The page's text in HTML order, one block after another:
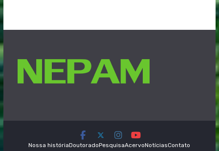
Nossa históriaDoutoradoPesquisaAcervoNotíciasContato